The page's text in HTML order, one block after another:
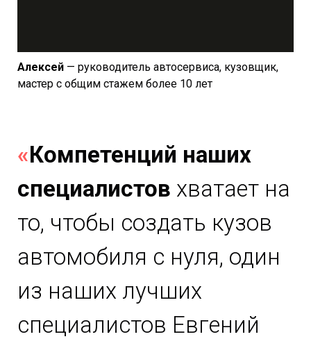
Алексей — руководитель автосервиса, кузовщик,
мастер с общим стажем более 10 лет
«Компетенций наших
специалистов хватает на
то, чтобы создать кузов
автомобиля с нуля, один
из наших лучших
специалистов Евгений